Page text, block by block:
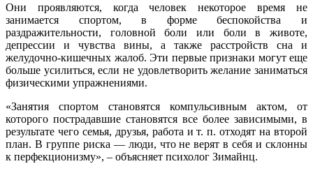
Они проявляются, когда человек некоторое время не
занимается спортом, в форме беспокойства и
раздражительности, головной боли или боли в животе,
депрессии и чувства вины, а также расстройств сна и
желудочно-кишечных жалоб. Эти первые признаки могут еще
больше усилиться, если не удовлетворить желание заниматься
физическими упражнениями.
«Занятия спортом становятся компульсивным актом, от
которого пострадавшие становятся все более зависимыми, в
результате чего семья, друзья, работа и т. п. отходят на второй
план. В группе риска — люди, что не верят в себя и склонны
к перфекционизму», – объясняет психолог Зимайнц.